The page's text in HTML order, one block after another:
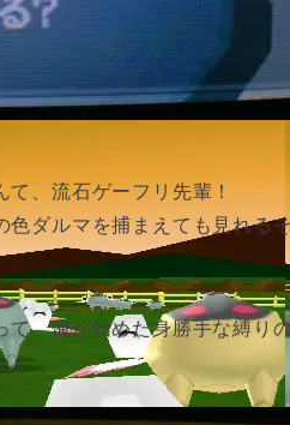
、流石ゲーフリ先輩！
ダルマを捕まえても見れる
、俺が始めた身勝手な縛り
！